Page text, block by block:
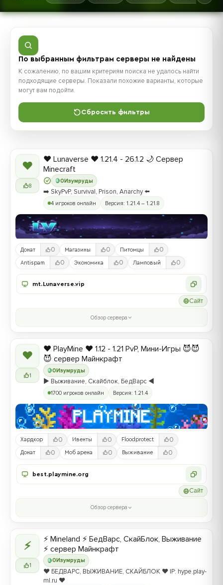
По выбранным фильтрам серверы не найдены
К сожалению, по вашим критериям поиска не удалось найти
подходящие серверы. Показали похожие варианты, которые
могут вам подойти.
Сбросить фильтры
❤
8
0Изумруды
❤️ Lunaverse ❤️ 1.21.4 - 26.1.2 🌙 Сервер
Minecraft
➡️ SkyPvP, Survival, Prison, Anarchy ⬅️
4 игроков онлайн Версия: 1.21.4 – 1.21.8
Донат 0 Магазины 0 Питомцы 0
Antispam 0 Экономика 0 Ламповый 0
mt.Lunaverse.vip
Сайт
Обзор сервера
❤
1
0Изумруды
❤️ PlayMine ❤️ 1.12 - 1.21 PvP, Мини-Игры 😈😈
😈 сервер Майнкрафт
▶️ Выживание, Скайблок, БедВарс ◀️
1700 игроков онлайн Версия: 1.21.4
Хардкор 0 Ивенты 0 Floodprotect 0
Донат 0 Моб арена 0 Выживание 0
best.playmine.org
Сайт
Обзор сервера
⚡
1
0 Изумруды
⚡ Mineland ⚡ БедВарс, СкайБлок, Выживание
⚡ сервер Майнкрафт
❤️ БЕДВАРС, ВЫЖИВАНИЕ, СКАЙБЛОК ❤️ IP: hype.play-
ml.ru ❤️